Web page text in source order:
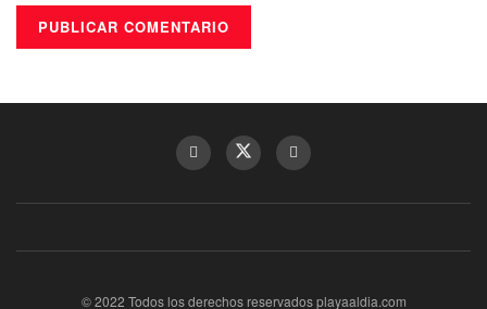
© 2022 Todos los derechos reservados playaaldia.com